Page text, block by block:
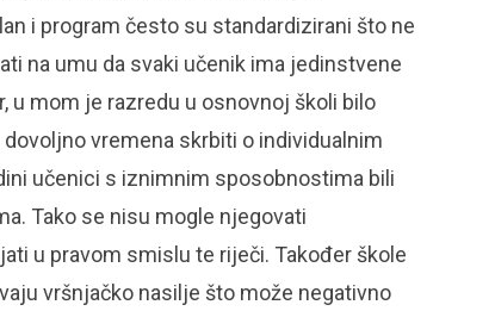
i program često su standardizirani što ne
na umu da svaki učenik ima jedinstvene
u mom je razredu u osnovnoj školi bilo
vremena skrbiti o individualnim
učenici s iznimnim sposobnostima bili
Tako se nisu mogle njegovati
u pravom smislu te riječi. Također škole
vršnjačko nasilje što može negativno